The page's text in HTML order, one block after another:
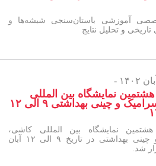
آموزشی باستان‌سنجی شیشه‌ها و
و تحلیل نتایج
نمایشگاه بین المللی
کاشی، سرامیک و چینی بهداشتی ۹ الی ۱۲
نمایشگاه بین المللی کاشی،
سرامیک و چینی بهداشتی در تاریخ ۹ الی ۱۲ آبان